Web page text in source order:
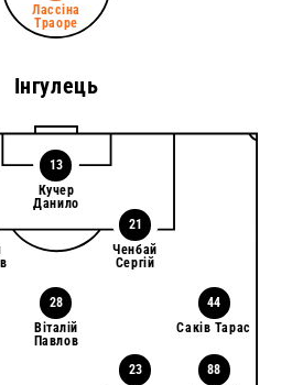
Лассіна
Траоре
Інгулець
13
Кучер
Данило
21
Ченбай
Сергій
28
Віталій
Павлов
44
Саків Тарас
23
88